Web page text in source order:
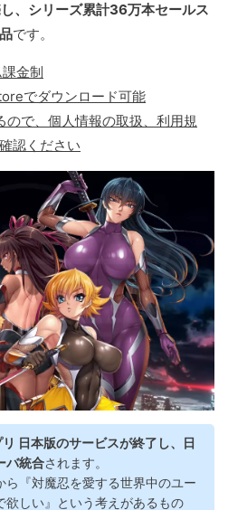
、シリーズ累計36万本セールス
です。
金制
でダウンロード可能
ので、個人情報の取扱、利用規
認ください
日本版のサービスが終了し、日
バ統合されます。
『対魔忍を愛する世界中のユー
欲しい』という考えがあるもの